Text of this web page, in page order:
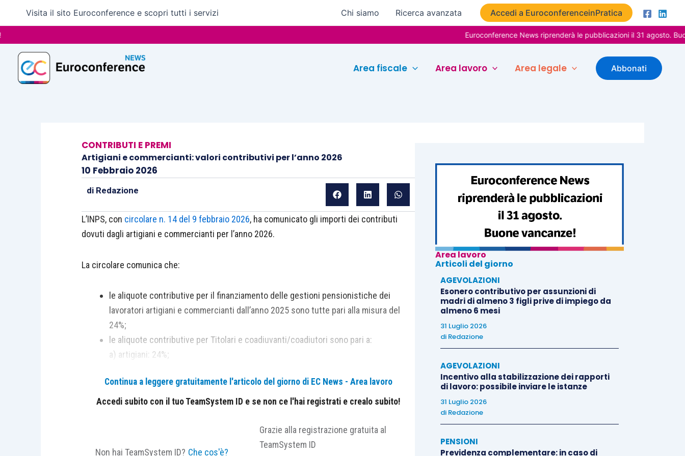
contenuto
Visita il sito Euroconference e scopri tutti i servizi Chi siamo Ricerca avanzata Accedi a EuroconferenceinPratica
Euroconference News riprenderà le pubblicazioni il 31 agosto. Buone
Area fiscale Area lavoro Area legale Abbonati
CONTRIBUTI E PREMI
Artigiani e commercianti: valori contributivi per l’anno 2026
10 Febbraio 2026
di Redazione
L’INPS, con circolare n. 14 del 9 febbraio 2026, ha comunicato gli importi dei contributi
dovuti dagli artigiani e commercianti per l’anno 2026.
La circolare comunica che:
le aliquote contributive per il finanziamento delle gestioni pensionistiche dei
lavoratori artigiani e commercianti dall’anno 2025 sono tutte pari alla misura del
24%;
le aliquote contributive per Titolari e coadiuvanti/coadiutori sono pari a:
a) artigiani: 24%;
per l’anno 2026, il reddito minimo annuo da prendere in considerazione ai fini del
calcolo del contributo IVS dovuto dagli artigiani e dagli esercenti attività
“minimale” per Titolari e coadiuvanti/coadiutori risulta così suddiviso:
a) artigiani: € 4.521,36 (4.513,92 IVS + 7,44 maternità). Per periodi inferiori all’anno
Continua a leggere gratuitamente l'articolo del giorno di EC News - Area lavoro
Accedi subito con il tuo TeamSystem ID e se non ce l'hai registrati e crealo subito!
Non hai TeamSystem ID? Che cos'è?
Grazie alla registrazione gratuita al
TeamSystem ID
Area lavoro
Articoli del giorno
AGEVOLAZIONI
Esonero contributivo per assunzioni di
madri di almeno 3 figli prive di impiego da
almeno 6 mesi
31 Luglio 2026
di Redazione
AGEVOLAZIONI
Incentivo alla stabilizzazione dei rapporti
di lavoro: possibile inviare le istanze
31 Luglio 2026
di Redazione
PENSIONI
Previdenza complementare: in caso di